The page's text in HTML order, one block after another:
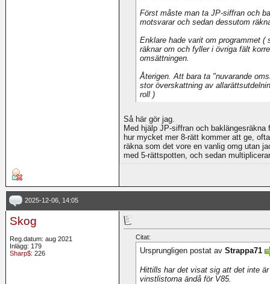
Först måste man ta JP-siffran och
motsvarar och sedan dessutom
Enklare hade varit om programmet (
räknar om och fyller i övriga fält
omsättningen.
Återigen. Att bara ta "nuvarande
stor överskattning av
roll )
Så här gör jag.
Med hjälp JP-siffran och
hur mycket mer 8-rätt kommer att ge,
räkna som det vore en vanlig omg utan
med 5-rättspotten, och sedan
2025-12-06, 14:05
Skog
Reg.datum: aug 2021
Inlägg: 179
Sharp$: 226
Citat:
Ursprungligen postat av Strappa71
Hittills har det visat sig att det inte
vinstlistorna ändå för V85.